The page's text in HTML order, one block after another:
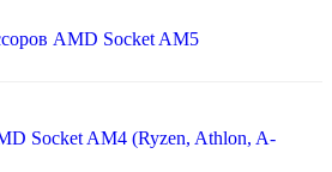
AMD Socket AM5
Socket AM4 (Ryzen, Athlon, A-